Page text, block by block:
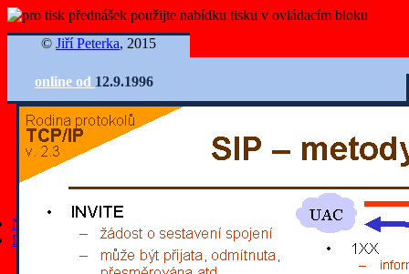
© Jiří Peterka, 2015
online od 12.9.1996
Nejnovější články
Další články
všechny články